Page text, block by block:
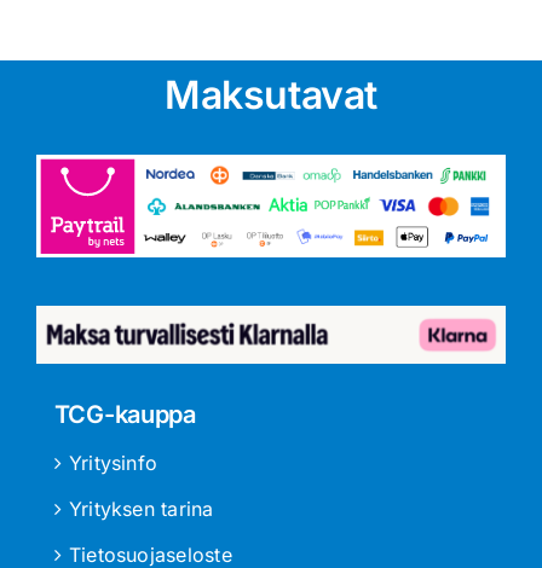
Maksutavat
TCG-kauppa
Yritysinfo
Yrityksen tarina
Tietosuojaseloste